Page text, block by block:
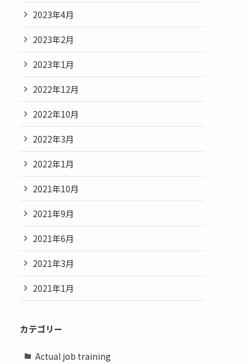
2023年4月
2023年2月
2023年1月
2022年12月
2022年10月
2022年3月
2022年1月
2021年10月
2021年9月
2021年6月
2021年3月
2021年1月
カテゴリー
Actual job training